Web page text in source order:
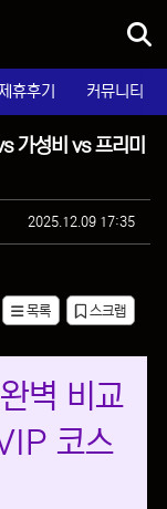
휴후기 커뮤니티
가성비 vs 프리미
작성일
2025.12.09 17:35
목록 스크랩
벽 비교
코스